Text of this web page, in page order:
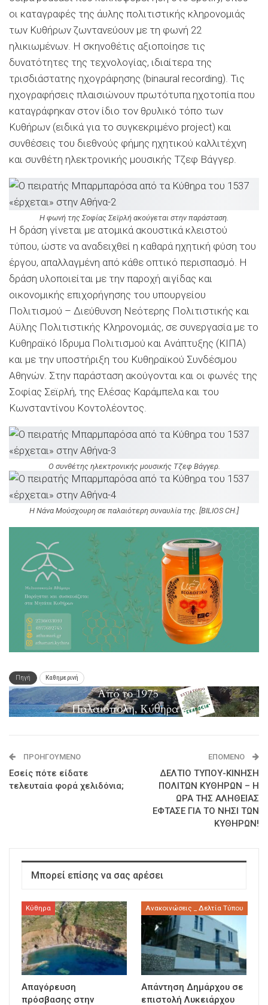
οι καταγραφές της άυλης πολιτιστικής κληρονομιάς
των Κυθήρων ζωντανεύoυν με τη φωνή 22
ηλικιωμένων. Η σκηνοθέτις αξιοποίησε τις
δυνατότητες της τεχνολογίας, ιδιαίτερα της
τρισδιάστατης ηχογράφησης (binaural recording). Τις
ηχογραφήσεις πλαισιώνουν πρωτότυπα ηχοτοπία που
καταγράφηκαν στον ίδιο τον θρυλικό τόπο των
Κυθήρων (ειδικά για το συγκεκριμένο project) και
συνθέσεις του διεθνούς φήμης ηχητικού καλλιτέχνη
και συνθέτη ηλεκτρονικής μουσικής Τζεφ Βάγγερ.
Η φωνή της Σοφίας Σεϊρλή ακούγεται στην παράσταση.
Η δράση γίνεται με ατομικά ακουστικά κλειστού
τύπου, ώστε να αναδειχθεί η καθαρά ηχητική φύση του
έργου, απαλλαγμένη από κάθε οπτικό περισπασμό. Η
δράση υλοποιείται με την παροχή αιγίδας και
οικονομικής επιχορήγησης του υπουργείου
Πολιτισμού – Διεύθυνση Νεότερης Πολιτιστικής και
Aϋλης Πολιτιστικής Κληρονομιάς, σε συνεργασία με το
Κυθηραϊκό Ιδρυμα Πολιτισμού και Ανάπτυξης (ΚΙΠΑ)
και με την υποστήριξη του Κυθηραϊκού Συνδέσμου
Αθηνών. Στην παράσταση ακούγονται και οι φωνές της
Σοφίας Σεϊρλή, της Ελέσας Καράμπελα και του
Κωνσταντίνου Κοντολέοντος.
Ο συνθέτης ηλεκτρονικής μουσικής Τζεφ Βάγγερ.
Η Νάνα Μούσχουρη σε παλαιότερη συναυλία της. [BILIOS CH.]
Πηγή Καθημερινή
ΠΡΟΗΓΟΎΜΕΝΟ
Εσείς πότε είδατε
τελευταία φορά χελιδόνια;
ΕΠΌΜΕΝΟ
ΔΕΛΤΙΟ ΤΥΠΟΥ-ΚΙΝΗΣΗ
ΠΟΛΙΤΩΝ ΚΥΘΗΡΩΝ – Η
ΩΡΑ ΤΗΣ ΑΛΗΘΕΙΑΣ
ΕΦΤΑΣΕ ΓΙΑ ΤΟ ΝΗΣΙ ΤΩΝ
ΚΥΘΗΡΩΝ!
Μπορεί επίσης να σας αρέσει
Κύθηρα
Απαγόρευση
πρόσβασης στην
Ανακοινώσεις _ Δελτία Τύπου
Απάντηση Δημάρχου σε
επιστολή Λυκειάρχου